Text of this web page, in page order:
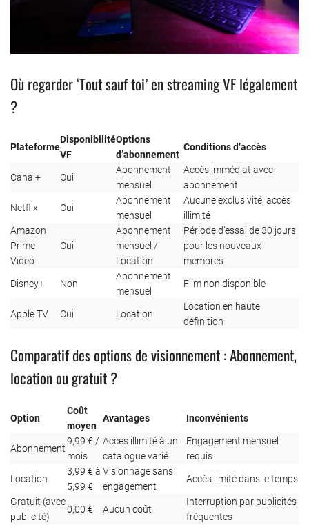
Où regarder ‘Tout sauf toi’ en streaming VF légalement
?
Plateforme
Disponibilité
VF
Options
d’abonnement
Conditions d’accès
Canal+ Oui
Abonnement
mensuel
Accès immédiat avec
abonnement
Netflix Oui
Abonnement
mensuel
Aucune exclusivité, accès
illimité
Amazon
Prime
Video
Oui
Abonnement
mensuel /
Location
Période d’essai de 30 jours
pour les nouveaux
membres
Disney+ Non
Abonnement
mensuel
Film non disponible
Apple TV Oui Location
Location en haute
définition
Comparatif des options de visionnement : Abonnement,
location ou gratuit ?
Option
Coût
moyen
Avantages Inconvénients
Abonnement
9,99 € /
mois
Accès illimité à un
catalogue varié
Engagement mensuel
requis
Location
3,99 € à
5,99 €
Visionnage sans
engagement
Accès limité dans le temps
Gratuit (avec
publicité)
0,00 € Aucun coût
Interruption par publicités
fréquentes